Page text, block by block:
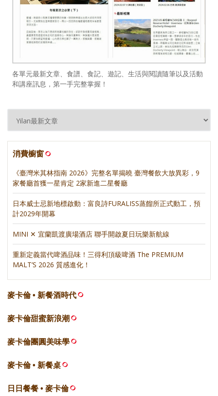
各單元最新文章、食譜、食記、遊記、生活與閱讀隨筆以及活動
和講座訊息，第一手完整掌握！
消費櫥窗
《臺灣米其林指南 2026》完整名單揭曉 臺灣餐飲大放異彩，9
家餐廳首獲一星肯定 2家新進二星餐廳
日本威士忌新地標啟動：富良詩FURALISS蒸餾所正式動工，預
計2029年開幕
MINI ✕ 宜蘭凱渡廣場酒店 聯手開啟夏日玩樂新航線
重新定義當代啤酒品味！三得利頂級啤酒 The PREMIUM
MALT’S 2026 質感進化！
麥卡倫 • 新餐酒時代
麥卡倫甜蜜新浪潮
麥卡倫團圓美味學
麥卡倫 • 新餐桌
日日餐餐 • 麥卡倫